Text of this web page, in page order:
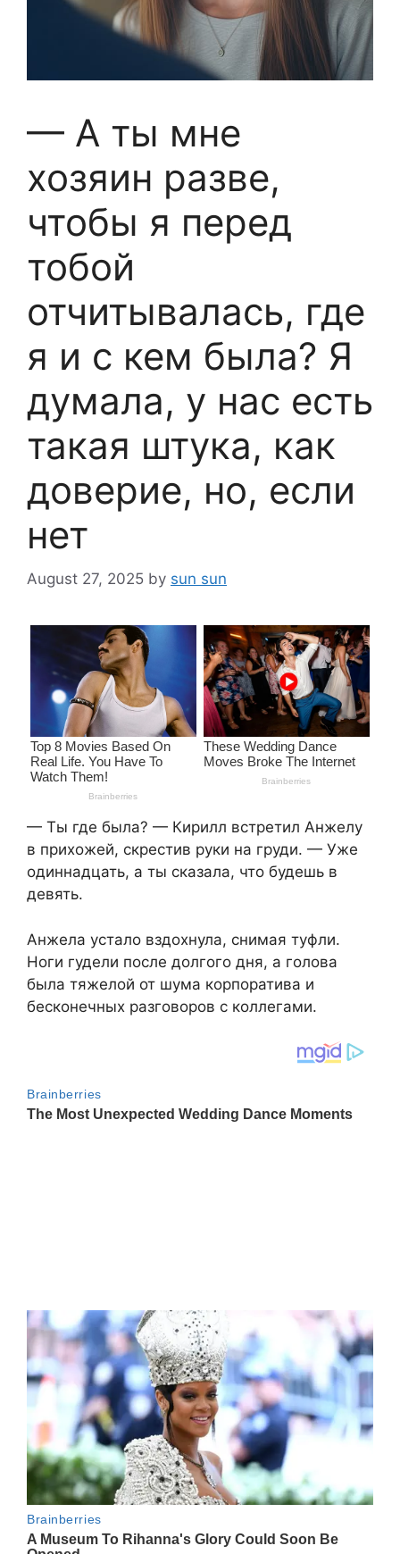
— А ты мне
хозяин разве,
чтобы я перед
тобой
отчитывалась, где
я и с кем была? Я
думала, у нас есть
такая штука, как
доверие, но, если
нет
August 27, 2025 by sun sun
— Ты где была? — Кирилл встретил Анжелу
в прихожей, скрестив руки на груди. — Уже
одиннадцать, а ты сказала, что будешь в
девять.
Анжела устало вздохнула, снимая туфли.
Ноги гудели после долгого дня, а голова
была тяжелой от шума корпоратива и
бесконечных разговоров с коллегами.